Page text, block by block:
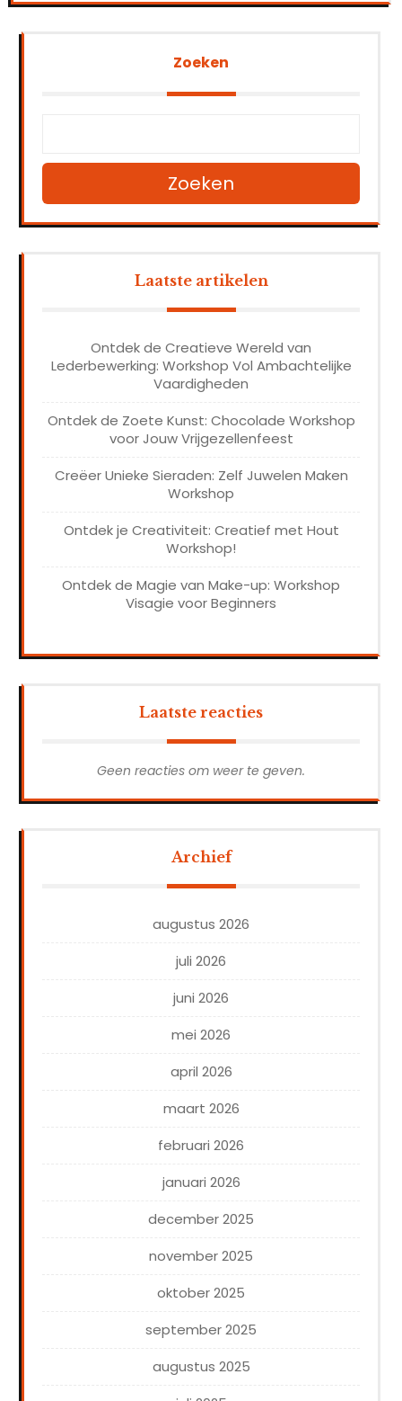
Zoeken
Zoeken
Laatste artikelen
Ontdek de Creatieve Wereld van
Lederbewerking: Workshop Vol Ambachtelijke
Vaardigheden
Ontdek de Zoete Kunst: Chocolade Workshop
voor Jouw Vrijgezellenfeest
Creëer Unieke Sieraden: Zelf Juwelen Maken
Workshop
Ontdek je Creativiteit: Creatief met Hout
Workshop!
Ontdek de Magie van Make-up: Workshop
Visagie voor Beginners
Laatste reacties
Geen reacties om weer te geven.
Archief
augustus 2026
juli 2026
juni 2026
mei 2026
april 2026
maart 2026
februari 2026
januari 2026
december 2025
november 2025
oktober 2025
september 2025
augustus 2025